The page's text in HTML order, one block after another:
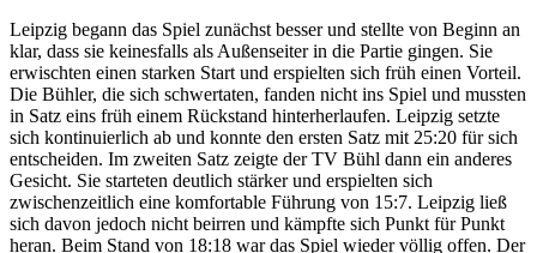
Leipzig begann das Spiel zunächst besser und stellte von Beginn an
klar, dass sie keinesfalls als Außenseiter in die Partie gingen. Sie
erwischten einen starken Start und erspielten sich früh einen Vorteil.
Die Bühler, die sich schwertaten, fanden nicht ins Spiel und mussten
in Satz eins früh einem Rückstand hinterherlaufen. Leipzig setzte
sich kontinuierlich ab und konnte den ersten Satz mit 25:20 für sich
entscheiden. Im zweiten Satz zeigte der TV Bühl dann ein anderes
Gesicht. Sie starteten deutlich stärker und erspielten sich
zwischenzeitlich eine komfortable Führung von 15:7. Leipzig ließ
sich davon jedoch nicht beirren und kämpfte sich Punkt für Punkt
heran. Beim Stand von 18:18 war das Spiel wieder völlig offen. Der